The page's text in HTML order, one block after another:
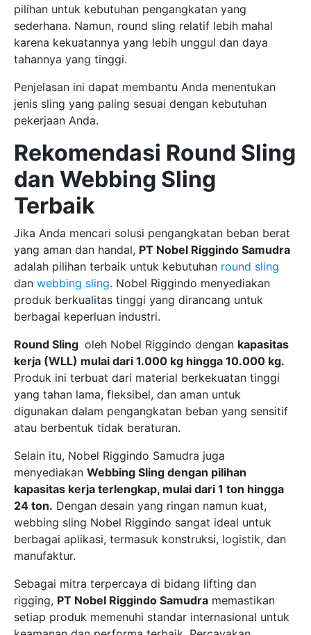
pilihan untuk kebutuhan pengangkatan yang
sederhana. Namun, round sling relatif lebih mahal
karena kekuatannya yang lebih unggul dan daya
tahannya yang tinggi.
Penjelasan ini dapat membantu Anda menentukan
jenis sling yang paling sesuai dengan kebutuhan
pekerjaan Anda.
Rekomendasi Round Sling
dan Webbing Sling
Terbaik
Jika Anda mencari solusi pengangkatan beban berat
yang aman dan handal, PT Nobel Riggindo Samudra
adalah pilihan terbaik untuk kebutuhan round sling
dan webbing sling. Nobel Riggindo menyediakan
produk berkualitas tinggi yang dirancang untuk
berbagai keperluan industri.
Round Sling oleh Nobel Riggindo dengan kapasitas
kerja (WLL) mulai dari 1.000 kg hingga 10.000 kg.
Produk ini terbuat dari material berkekuatan tinggi
yang tahan lama, fleksibel, dan aman untuk
digunakan dalam pengangkatan beban yang sensitif
atau berbentuk tidak beraturan.
Selain itu, Nobel Riggindo Samudra juga
menyediakan Webbing Sling dengan pilihan
kapasitas kerja terlengkap, mulai dari 1 ton hingga
24 ton. Dengan desain yang ringan namun kuat,
webbing sling Nobel Riggindo sangat ideal untuk
berbagai aplikasi, termasuk konstruksi, logistik, dan
manufaktur.
Sebagai mitra terpercaya di bidang lifting dan
rigging, PT Nobel Riggindo Samudra memastikan
setiap produk memenuhi standar internasional untuk